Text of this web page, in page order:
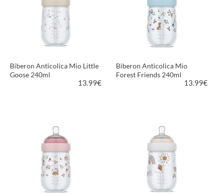
Biberon Anticolica Mio Little
Goose 240ml
13.99€
Biberon Anticolica Mio
Forest Friends 240ml
13.99€